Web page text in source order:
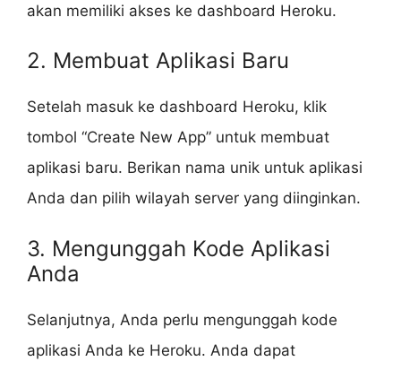
akan memiliki akses ke dashboard Heroku.
2. Membuat Aplikasi Baru
Setelah masuk ke dashboard Heroku, klik
tombol “Create New App” untuk membuat
aplikasi baru. Berikan nama unik untuk aplikasi
Anda dan pilih wilayah server yang diinginkan.
3. Mengunggah Kode Aplikasi
Anda
Selanjutnya, Anda perlu mengunggah kode
aplikasi Anda ke Heroku. Anda dapat